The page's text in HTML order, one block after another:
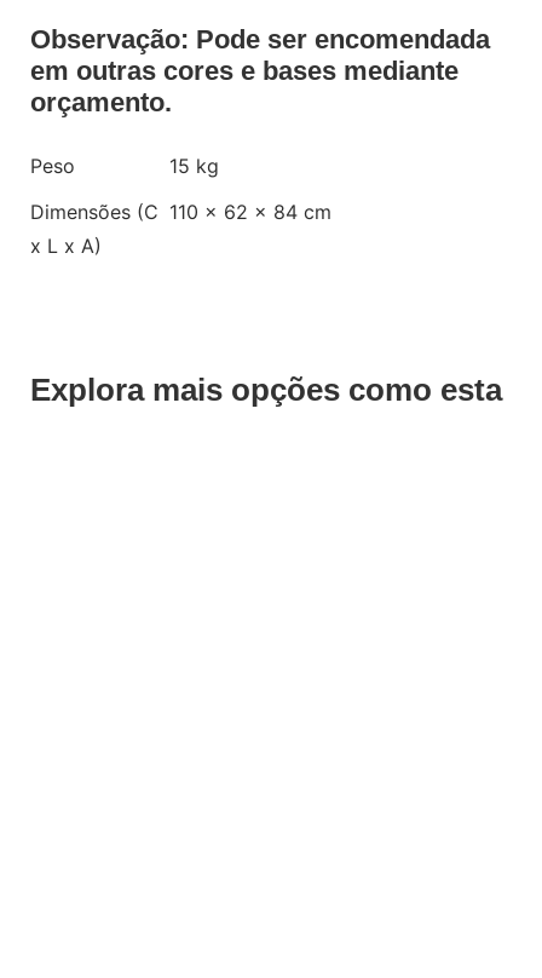
Observação: Pode ser encomendada
em outras cores e bases mediante
orçamento.
Peso
15 kg
Dimensões (C
x L x A)
110 × 62 × 84 cm
Explora mais opções como esta